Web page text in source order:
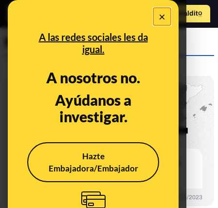
×
A las redes sociales les da
igual.
A nosotros no.
Ayúdanos a
investigar.
Hazte
Embajadora/Embajador
Hazte Maldito
Maldito Dato
Resultados Asturias: Barbón repite
como más votado
29/05/2023